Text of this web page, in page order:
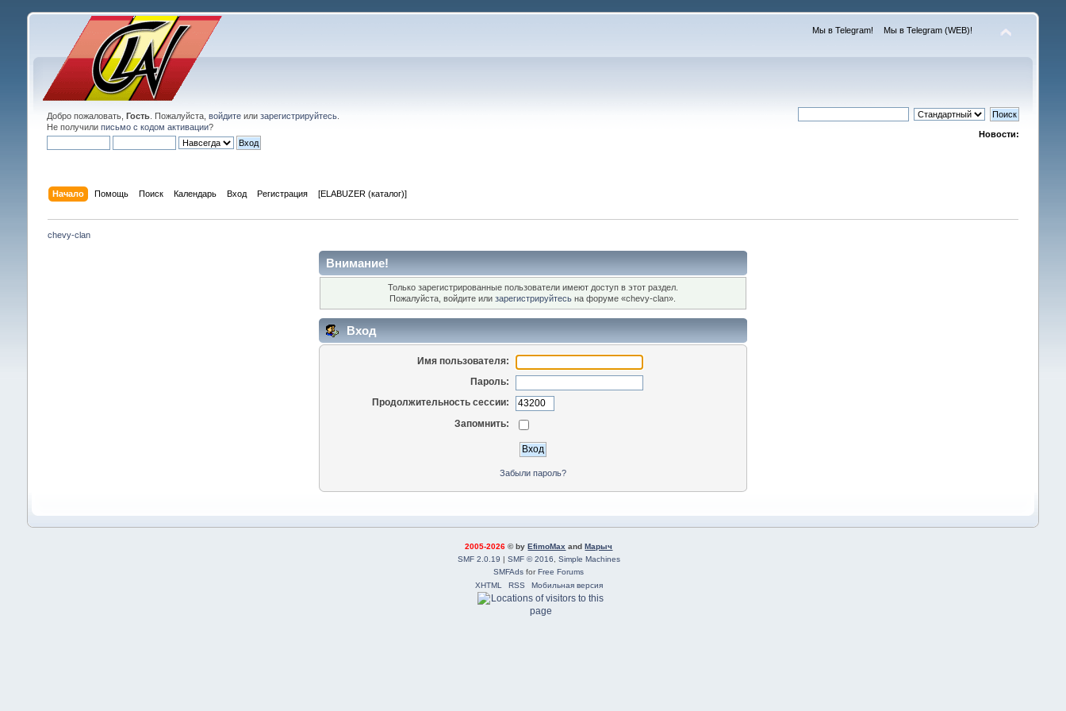
Мы в Telegram! Мы в Telegram (WEB)!
Добро пожаловать, Гость. Пожалуйста, войдитеили зарегистрируйтесь.
Не получили письмо с кодом активации?
Новости:
Начало Помощь Поиск Календарь Вход Регистрация [ELABUZER (каталог)]
chevy-clan
Внимание!
Только зарегистрированные пользователи имеют доступ в этот раздел.
Пожалуйста, войдите илизарегистрируйтесь на форуме «chevy-clan».
Вход
Имя пользователя:
Пароль:
Продолжительность сессии:
Запомнить:
Забыли пароль?
2005-2026 © byEfimoMax andМарыч
SMF 2.0.19 | SMF © 2016
Simple Machines
SMFAds forFree Forums
XHTML
RSS Мобильная версия